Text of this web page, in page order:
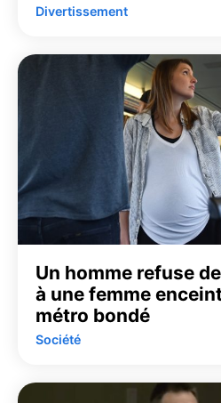
Divertissement
Un homme refuse
à une femme
métro bondé
Société